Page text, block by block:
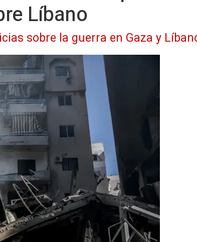
Líbano
sobre la guerra en Gaza y